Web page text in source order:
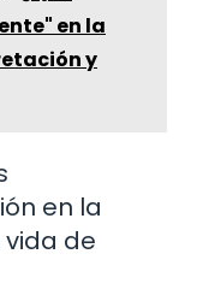
en la
y
en la
de